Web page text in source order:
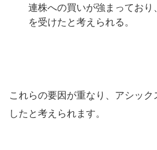
連株への買いが強まってお
を受けたと考えられる。
これらの要因が重なり、アシッ
したと考えられます。